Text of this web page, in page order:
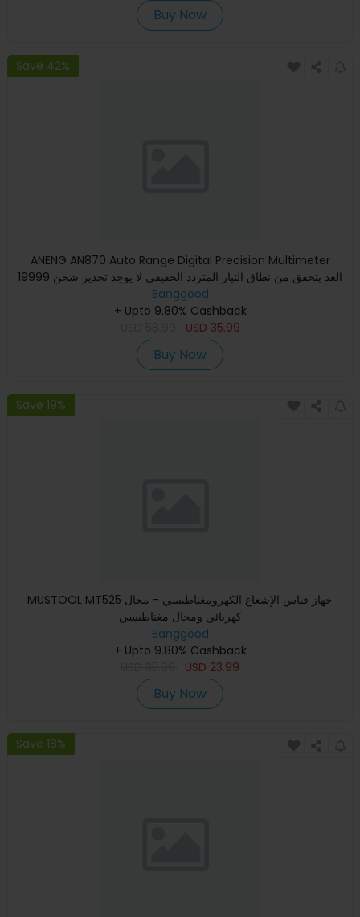
Buy Now
Save 42%
ANENG AN870 Auto Range Digital Precision Multimeter
19999 العد يتحقق من نطاق التيار المتردد الحقيقي لا يوجد تحذير شحن
NC
Banggood
+ Upto 9.80% Cashback
USD 35.99
Buy Now
Save 19%
MUSTOOL MT525 جهاز قياس الإشعاع الكهرومغناطيسي - مجال
كهربائي ومجال مغناطيسي
Banggood
+ Upto 9.80% Cashback
USD 23.99
Buy Now
Save 18%